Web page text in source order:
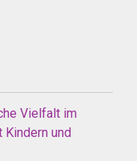
Vielfalt im
und